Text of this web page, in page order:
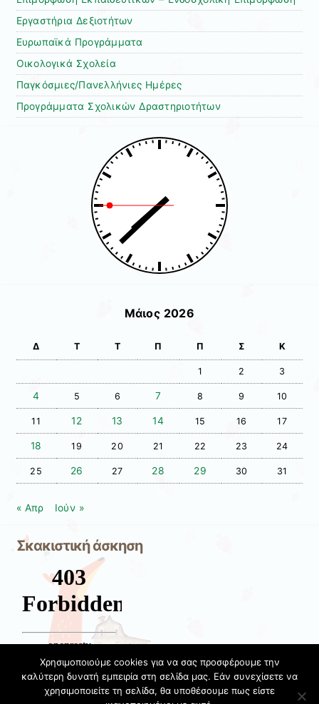
Εργαστήρια Δεξιοτήτων
Ευρωπαϊκά Προγράμματα
Οικολογικά Σχολεία
Παγκόσμιες/Πανελλήνιες Ημέρες
Προγράμματα Σχολικών Δραστηριοτήτων
Μάιος 2026
Δ Τ Τ Π Π Σ Κ
1 2 3
4 5 6 7 8 9 10
11 12 13 14 15 16 17
18 19 20 21 22 23 24
25 26 27 28 29 30 31
« Απρ Ιούν »
Σκακιστική άσκηση
Χρησιμοποιούμε cookies για να σας προσφέρουμε την
καλύτερη δυνατή εμπειρία στη σελίδα μας. Εάν συνεχίσετε να
χρησιμοποιείτε τη σελίδα, θα υποθέσουμε πως είστε